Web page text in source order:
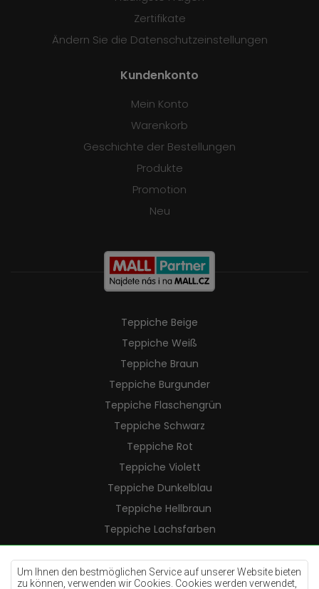
Um Ihnen den bestmöglichen Service auf unserer Website bieten
zu können, verwenden wir Cookies. Cookies werden verwendet,
Zertifikate
Ändern Sie die Datenschutzeinstellungen
Kundenkonto
Mein Konto
Warenkorb
Geschichte der Bestellungen
Produkte
Promotion
Neu
Teppiche Beige
Teppiche Weiß
Teppiche Braun
Teppiche Burgunder
Teppiche Flaschengrün
Teppiche Schwarz
Teppiche Rot
Teppiche Violett
Teppiche Dunkelblau
Teppiche Hellbraun
Teppiche Lachsfarben
Teppiche Cremefarben
Teppiche Lilac